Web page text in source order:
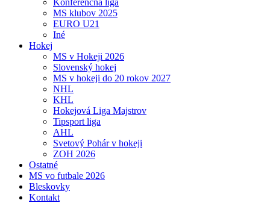
Konferenčná liga
MS klubov 2025
EURO U21
Iné
Hokej
MS v Hokeji 2026
Slovenský hokej
MS v hokeji do 20 rokov 2027
NHL
KHL
Hokejová Liga Majstrov
Tipsport liga
AHL
Svetový Pohár v hokeji
ZOH 2026
Ostatné
MS vo futbale 2026
Bleskovky
Kontakt